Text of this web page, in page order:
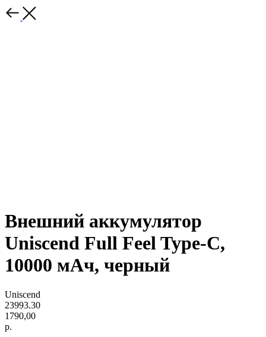
Внешний аккумулятор
Uniscend Full Feel Type-C,
10000 мАч, черный
Uniscend
23993.30
1790,00
р.